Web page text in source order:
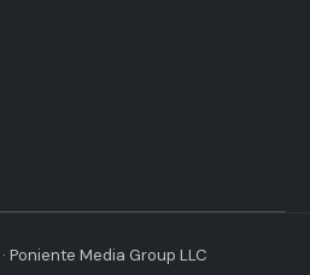
· Poniente Media Group LLC